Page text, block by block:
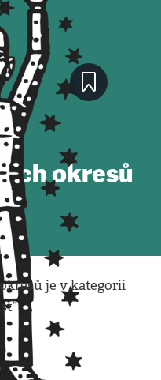
okresů
je v kategorii